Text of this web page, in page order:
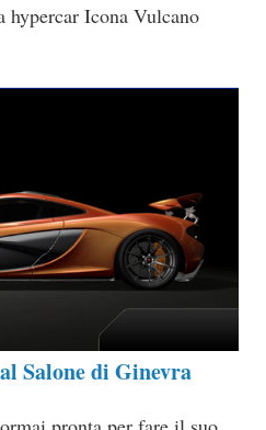
hypercar Icona Vulcano
Salone di Ginevra